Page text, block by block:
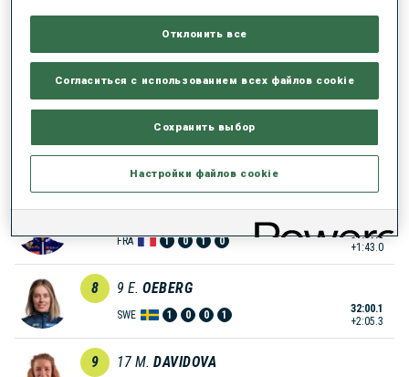
FRA 0 1 1 1
30:52.4
5 8 H. OEBERG
31:11.4
+1:16.6
GER
31:19.5
7 3 L. JEANMONNOT
FRA 1 0 1 0
31:37.8
+1:43.0
8 9 E. OEBERG
SWE 1 0 0 1
32:00.1
+2:05.3
9 17 M. DAVIDOVA
Отклонить все
Согласиться с использованием всех файлов cookie
Сохранить выбор
Настройки файлов cookie